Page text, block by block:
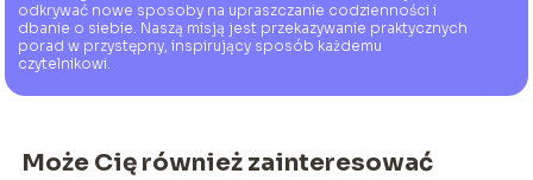
odkrywać nowe sposoby na upraszczanie codzienności i
dbanie o siebie. Naszą misją jest przekazywanie praktycznych
porad w przystępny, inspirujący sposób każdemu
czytelnikowi.
Może Cię również zainteresować